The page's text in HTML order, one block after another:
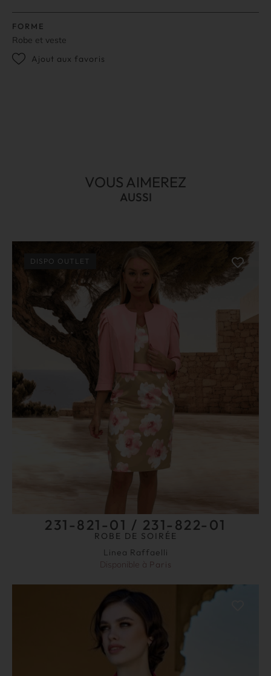
FORME
Robe et veste
Ajout aux favoris
VOUS AIMEREZ
AUSSI
DISPO OUTLET
231-821-01 / 231-822-01
ROBE DE SOIRÉE
Linea Raffaelli
Disponible à Paris